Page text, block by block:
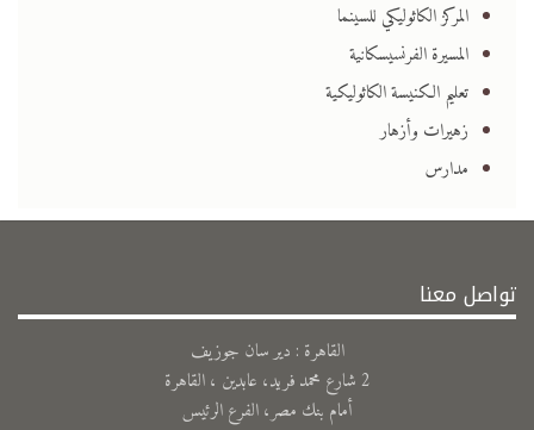
المركز الكاثوليكي للسينما
المسيرة الفرنسيسكانية
تعليم الكنيسة الكاثوليكية
زهيرات وأزهار
مدارس
تواصل معنا
القاهرة : دير سان جوزيف
2 شارع محمد فريد، عابدين ، القاهرة
أمام بنك مصر، الفرع الرئيس